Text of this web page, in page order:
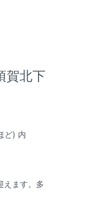
賀北下
ど) 内
えます。多